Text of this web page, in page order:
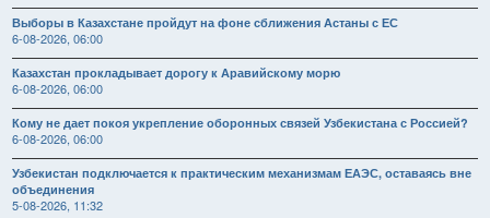
Выборы в Казахстане пройдут на фоне сближения Астаны с ЕС
6-08-2026, 06:00
Казахстан прокладывает дорогу к Аравийскому морю
6-08-2026, 06:00
Кому не дает покоя укрепление оборонных связей Узбекистана с Россией?
6-08-2026, 06:00
Узбекистан подключается к практическим механизмам ЕАЭС, оставаясь вне
объединения
5-08-2026, 11:32